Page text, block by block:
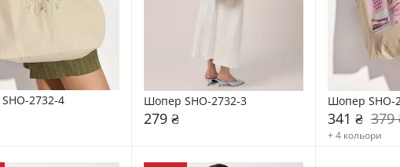
2732-4 Шопер SHO-2732-3
279 ₴
Шопер SHO-
341 ₴ 379
+ 4 кольори